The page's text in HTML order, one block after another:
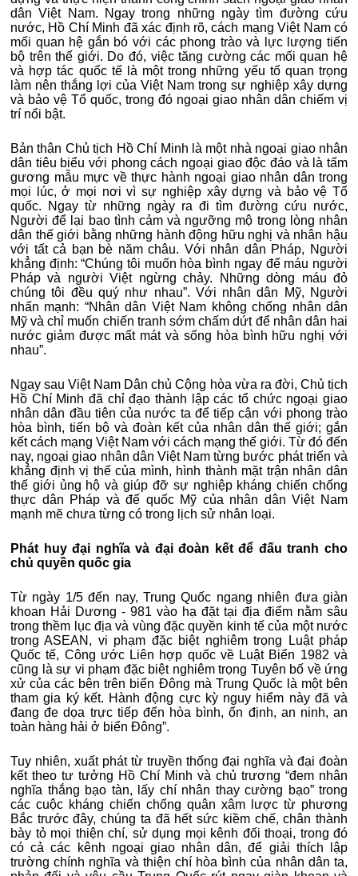
dân Việt Nam. Ngay trong những ngày tìm đường cứu
nước, Hồ Chí Minh đã xác định rõ, cách mạng Việt Nam có
mối quan hệ gắn bó với các phong trào và lực lượng tiến
bộ trên thế giới. Do đó, việc tăng cường các mối quan hệ
và hợp tác quốc tế là một trong những yếu tố quan trọng
làm nên thắng lợi của Việt Nam trong sự nghiệp xây dựng
và bảo vệ Tổ quốc, trong đó ngoại giao nhân dân chiếm vị
trí nổi bật.
Bản thân Chủ tịch Hồ Chí Minh là một nhà ngoại giao nhân
dân tiêu biểu với phong cách ngoại giao độc đáo và là tấm
gương mẫu mực về thực hành ngoại giao nhân dân trong
mọi lúc, ở mọi nơi vì sự nghiệp xây dựng và bảo vệ Tổ
quốc. Ngay từ những ngày ra đi tìm đường cứu nước,
Người để lại bao tình cảm và ngưỡng mộ trong lòng nhân
dân thế giới bằng những hành động hữu nghị và nhân hậu
với tất cả bạn bè năm châu. Với nhân dân Pháp, Người
khẳng định: “Chúng tôi muốn hòa bình ngay để máu người
Pháp và người Việt ngừng chảy. Những dòng máu đỏ
chúng tôi đều quý như nhau”. Với nhân dân Mỹ, Người
nhấn mạnh: “Nhân dân Việt Nam không chống nhân dân
Mỹ và chỉ muốn chiến tranh sớm chấm dứt để nhân dân hai
nước giảm được mất mát và sống hòa bình hữu nghị với
nhau”.
Ngay sau Việt Nam Dân chủ Cộng hòa vừa ra đời, Chủ tịch
Hồ Chí Minh đã chỉ đạo thành lập các tổ chức ngoại giao
nhân dân đầu tiên của nước ta để tiếp cận với phong trào
hòa bình, tiến bộ và đoàn kết của nhân dân thế giới; gắn
kết cách mạng Việt Nam với cách mạng thế giới. Từ đó đến
nay, ngoại giao nhân dân Việt Nam từng bước phát triển và
khẳng định vị thế của mình, hình thành mặt trận nhân dân
thế giới ủng hộ và giúp đỡ sự nghiệp kháng chiến chống
thực dân Pháp và đế quốc Mỹ của nhân dân Việt Nam
mạnh mẽ chưa từng có trong lịch sử nhân loại.
Phát huy đại nghĩa và đại đoàn kết để đấu tranh cho
chủ quyền quốc gia
Từ ngày 1/5 đến nay, Trung Quốc ngang nhiên đưa giàn
khoan Hải Dương - 981 vào hạ đặt tại địa điểm nằm sâu
trong thềm lục địa và vùng đặc quyền kinh tế của một nước
trong ASEAN, vi phạm đặc biệt nghiêm trọng Luật pháp
Quốc tế, Công ước Liên hợp quốc về Luật Biển 1982 và
cũng là sự vi phạm đặc biệt nghiêm trọng Tuyên bố về ứng
xử của các bên trên biển Đông mà Trung Quốc là một bên
tham gia ký kết. Hành động cực kỳ nguy hiểm này đã và
đang đe dọa trực tiếp đến hòa bình, ổn định, an ninh, an
toàn hàng hải ở biển Đông”.
Tuy nhiên, xuất phát từ truyền thống đại nghĩa và đại đoàn
kết theo tư tưởng Hồ Chí Minh và chủ trương “đem nhân
nghĩa thắng bạo tàn, lấy chí nhân thay cường bạo” trong
các cuộc kháng chiến chống quân xâm lược từ phương
Bắc trước đây, chúng ta đã hết sức kiềm chế, chân thành
bày tỏ mọi thiện chí, sử dụng mọi kênh đối thoại, trong đó
có cả các kênh ngoại giao nhân dân, để giải thích lập
trường chính nghĩa và thiện chí hòa bình của nhân dân ta,